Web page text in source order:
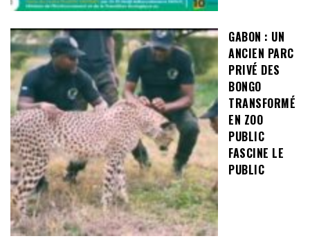
GABON : UN
ANCIEN PARC
PRIVÉ DES
BONGO
TRANSFORMÉ
EN ZOO
PUBLIC
FASCINE LE
PUBLIC